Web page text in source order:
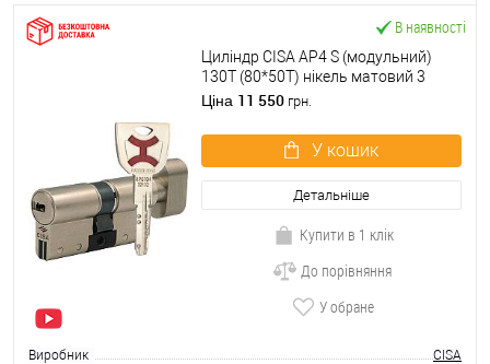
В наявності
Циліндр CISA AP4 S (модульний)
130T (80*50T) нікель матовий 3
ключі
Ціна 11 550 грн.
У кошик
Детальніше
Купити в 1 клік
До порівняння
У обране
Виробник
CISA